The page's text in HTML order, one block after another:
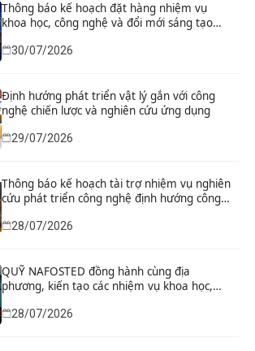
Thông báo kế hoạch đặt hàng nhiệm vụ
khoa học, công nghệ và đổi mới sáng tạo
“Nghiên cứu khoa học tổng kết thi hành, đề
xuất sửa đổi, bổ sung toàn diện Hiến pháp
30/07/2026
Định hướng phát triển vật lý gắn với công
nghệ chiến lược và nghiên cứu ứng dụng
29/07/2026
Thông báo kế hoạch tài trợ nhiệm vụ nghiên
cứu phát triển công nghệ định hướng công
nghệ chiến lược năm 2026
28/07/2026
QUỸ NAFOSTED đồng hành cùng địa
phương, kiến tạo các nhiệm vụ khoa học,
phát triển thực tiễn
28/07/2026